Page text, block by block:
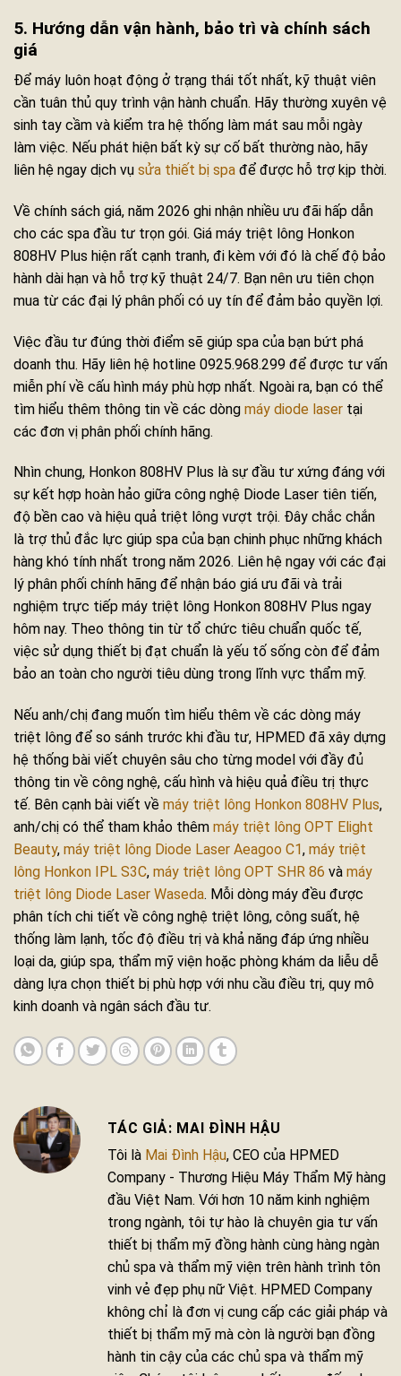
5. Hướng dẫn vận hành, bảo trì và chính sách
giá
Để máy luôn hoạt động ở trạng thái tốt nhất, kỹ thuật viên
cần tuân thủ quy trình vận hành chuẩn. Hãy thường xuyên vệ
sinh tay cầm và kiểm tra hệ thống làm mát sau mỗi ngày
làm việc. Nếu phát hiện bất kỳ sự cố bất thường nào, hãy
liên hệ ngay dịch vụ sửa thiết bị spa để được hỗ trợ kịp thời.
Về chính sách giá, năm 2026 ghi nhận nhiều ưu đãi hấp dẫn
cho các spa đầu tư trọn gói. Giá máy triệt lông Honkon
808HV Plus hiện rất cạnh tranh, đi kèm với đó là chế độ bảo
hành dài hạn và hỗ trợ kỹ thuật 24/7. Bạn nên ưu tiên chọn
mua từ các đại lý phân phối có uy tín để đảm bảo quyền lợi.
Việc đầu tư đúng thời điểm sẽ giúp spa của bạn bứt phá
doanh thu. Hãy liên hệ hotline 0925.968.299 để được tư vấn
miễn phí về cấu hình máy phù hợp nhất. Ngoài ra, bạn có thể
tìm hiểu thêm thông tin về các dòng máy diode laser tại
các đơn vị phân phối chính hãng.
Nhìn chung, Honkon 808HV Plus là sự đầu tư xứng đáng với
sự kết hợp hoàn hảo giữa công nghệ Diode Laser tiên tiến,
độ bền cao và hiệu quả triệt lông vượt trội. Đây chắc chắn
là trợ thủ đắc lực giúp spa của bạn chinh phục những khách
hàng khó tính nhất trong năm 2026. Liên hệ ngay với các đại
lý phân phối chính hãng để nhận báo giá ưu đãi và trải
nghiệm trực tiếp máy triệt lông Honkon 808HV Plus ngay
hôm nay. Theo thông tin từ tổ chức tiêu chuẩn quốc tế,
việc sử dụng thiết bị đạt chuẩn là yếu tố sống còn để đảm
bảo an toàn cho người tiêu dùng trong lĩnh vực thẩm mỹ.
Nếu anh/chị đang muốn tìm hiểu thêm về các dòng máy
triệt lông để so sánh trước khi đầu tư, HPMED đã xây dựng
hệ thống bài viết chuyên sâu cho từng model với đầy đủ
thông tin về công nghệ, cấu hình và hiệu quả điều trị thực
tế. Bên cạnh bài viết về máy triệt lông Honkon 808HV Plus,
anh/chị có thể tham khảo thêm máy triệt lông OPT Elight
Beauty, máy triệt lông Diode Laser Aeagoo C1, máy triệt
lông Honkon IPL S3C, máy triệt lông OPT SHR 86 và máy
triệt lông Diode Laser Waseda. Mỗi dòng máy đều được
phân tích chi tiết về công nghệ triệt lông, công suất, hệ
thống làm lạnh, tốc độ điều trị và khả năng đáp ứng nhiều
loại da, giúp spa, thẩm mỹ viện hoặc phòng khám da liễu dễ
dàng lựa chọn thiết bị phù hợp với nhu cầu điều trị, quy mô
kinh doanh và ngân sách đầu tư.
MAI ĐÌNH HẬU
Tôi là Mai Đình Hậu, CEO của HPMED
Company - Thương Hiệu Máy Thẩm Mỹ hàng
đầu Việt Nam. Với hơn 10 năm kinh nghiệm
trong ngành, tôi tự hào là chuyên gia tư vấn
thiết bị thẩm mỹ đồng hành cùng hàng ngàn
chủ spa và thẩm mỹ viện trên hành trình tôn
vinh vẻ đẹp phụ nữ Việt. HPMED Company
không chỉ là đơn vị cung cấp các giải pháp và
thiết bị thẩm mỹ mà còn là người bạn đồng
hành tin cậy của các chủ spa và thẩm mỹ